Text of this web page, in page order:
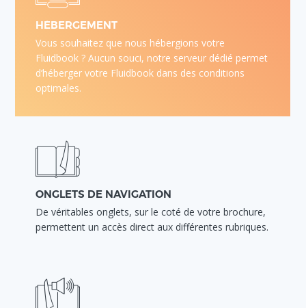
HÉBERGEMENT
Vous souhaitez que nous hébergions votre
Fluidbook ? Aucun souci, notre serveur dédié permet
d’héberger votre Fluidbook dans des conditions
optimales.
ONGLETS DE NAVIGATION
De véritables onglets, sur le coté de votre brochure,
permettent un accès direct aux différentes rubriques.